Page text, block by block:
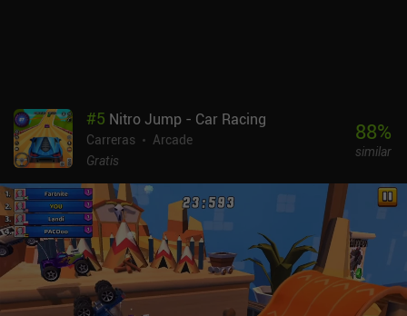
#5 Nitro Jump - Car Racing
Carreras
Arcade
Gratis
88%
similar